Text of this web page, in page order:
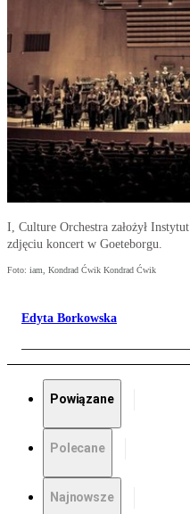
I, Culture Orchestra założył
zdjęciu koncert w Goeteborgu.
Foto: iam, Kondrad Ćwik Kondrad Ćwik
Edyta Borkowska
Powiązane
Polecane
Najnowsze